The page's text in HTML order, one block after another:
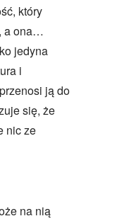
który
a ona…
jedyna
i
ją do
się, że
nic ze
na nią